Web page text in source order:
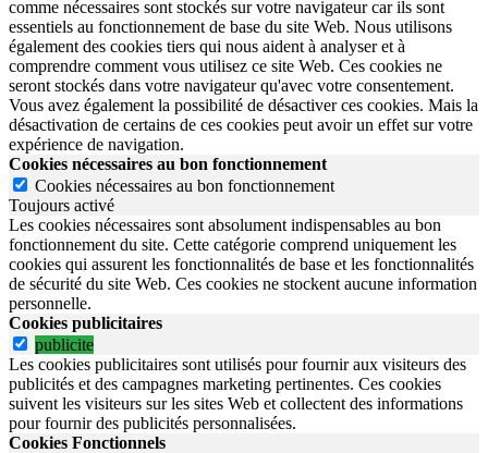
comme nécessaires sont stockés sur votre navigateur car ils sont
essentiels au fonctionnement de base du site Web. Nous utilisons
également des cookies tiers qui nous aident à analyser et à
comprendre comment vous utilisez ce site Web. Ces cookies ne
seront stockés dans votre navigateur qu'avec votre consentement.
Vous avez également la possibilité de désactiver ces cookies. Mais la
désactivation de certains de ces cookies peut avoir un effet sur votre
expérience de navigation.
Cookies nécessaires au bon fonctionnement
Cookies nécessaires au bon fonctionnement
Toujours activé
Les cookies nécessaires sont absolument indispensables au bon
fonctionnement du site. Cette catégorie comprend uniquement les
cookies qui assurent les fonctionnalités de base et les fonctionnalités
de sécurité du site Web. Ces cookies ne stockent aucune information
personnelle.
Cookies publicitaires
publicite
Les cookies publicitaires sont utilisés pour fournir aux visiteurs des
publicités et des campagnes marketing pertinentes. Ces cookies
suivent les visiteurs sur les sites Web et collectent des informations
pour fournir des publicités personnalisées.
Cookies Fonctionnels